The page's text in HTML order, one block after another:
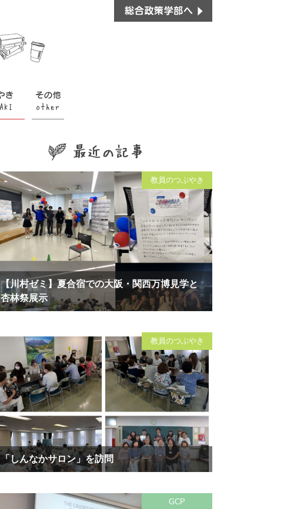
【川村ゼミ】夏合宿での大阪・関西万博見学と
杏林祭展示
教員のつぶやき
「しんなかサロン」を訪問
教員のつぶやき
GCP